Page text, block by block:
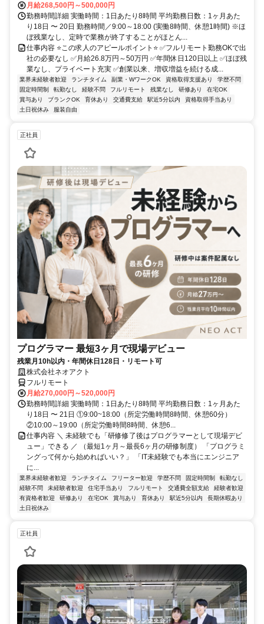
月給268,500円～500,000円
勤務時間詳細 実働時間：1日あたり8時間 平均勤務日数：1ヶ月あた
り18日 〜 20日 勤務時間／9:00～18:00 (実働8時間、休憩1時間) ※ほ
ぼ残業なし、定時で業務が終了することがほとん...
仕事内容 ⭐この求人のアピールポイント⭐ ✅フルリモート勤務OKで出
社の必要なし ✅月給26.8万円～50万円 ✅年間休日120日以上 ✅ほぼ残
業なし、プライベート充実 ✅創業以来、増収増益を続ける成...
業界未経験者歓迎 ランチタイム 副業・WワークOK 資格取得支援あり
学歴不問
固定時間制
転勤なし 経験不問 フルリモート 残業なし 研修あり
在宅OK
賞与あり
ブランクOK 育休あり 交通費支給 駅近5分以内
資格取得手当あり
土日祝休み
服装自由
正社員
プログラマー 最短3ヶ月で現場デビュー
残業月10h以内・年間休日128日・リモート可
株式会社ネオアクト
フルリモート
月給270,000円～520,000円
勤務時間詳細 実働時間：1日あたり8時間 平均勤務日数：1ヶ月あた
り18日 〜 21日 ①9:00~18:00（所定労働時間8時間、休憩60分）
②10:00～19:00（所定労働時間8時間、休憩6...
仕事内容 ＼ 未経験でも「研修修了後はプログラマーとして現場デビ
ュー」できる ／ （最短1ヶ月～最長6ヶ月の研修制度） 「プログラミ
ングって何から始めればいい？」 「IT未経験でも本当にエンジニア
に...
業界未経験者歓迎 ランチタイム フリーター歓迎 学歴不問 固定時間制
転勤なし
経験不問
未経験者歓迎 住宅手当あり フルリモート 交通費全額支給
経験者歓迎
有資格者歓迎
研修あり 在宅OK 賞与あり 育休あり 駅近5分以内
長期休暇あり
土日祝休み
正社員